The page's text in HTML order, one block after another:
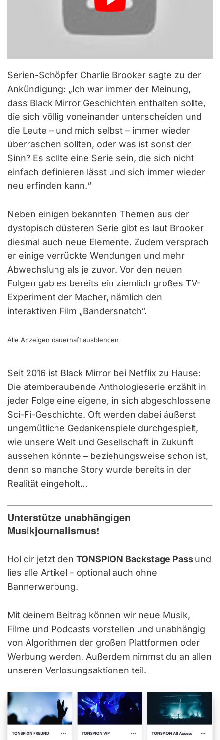
Serien-Schöpfer Charlie Brooker sagte zu der
Ankündigung: „Ich war immer der Meinung,
dass Black Mirror Geschichten enthalten sollte,
die sich völlig voneinander unterscheiden und
die Leute – und mich selbst – immer wieder
überraschen sollten, oder was ist sonst der
Sinn? Es sollte eine Serie sein, die sich nicht
einfach definieren lässt und sich immer wieder
neu erfinden kann.“
Neben einigen bekannten Themen aus der
dystopisch düsteren Serie gibt es laut Brooker
diesmal auch neue Elemente. Zudem versprach
er einige verrückte Wendungen und mehr
Abwechslung als je zuvor. Vor den neuen
Folgen gab es bereits ein ziemlich großes TV-
Experiment der Macher, nämlich den
interaktiven Film „Bandersnatch“.
Alle Anzeigen dauerhaft ausblenden
Seit 2016 ist Black Mirror bei Netflix zu Hause:
Die atemberaubende Anthologieserie erzählt in
jeder Folge eine eigene, in sich abgeschlossene
Sci-Fi-Geschichte. Oft werden dabei äußerst
ungemütliche Gedankenspiele durchgespielt,
wie unsere Welt und Gesellschaft in Zukunft
aussehen könnte – beziehungsweise schon ist,
denn so manche Story wurde bereits in der
Realität eingeholt…
Unterstütze unabhängigen
Musikjournalismus!
Hol dir jetzt den TONSPION Backstage Pass und
lies alle Artikel – optional auch ohne
Bannerwerbung.
Mit deinem Beitrag können wir neue Musik,
Filme und Podcasts vorstellen und unabhängig
von Algorithmen der großen Plattformen oder
Werbung werden. Außerdem nimmst du an allen
unseren Verlosungsaktionen teil.